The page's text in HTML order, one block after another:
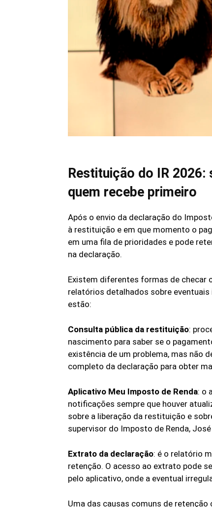
Restituição do IR
quem recebe primeiro
Após o envio da declaração do
à restituição e em que momento o
em uma fila de prioridades e pode
na declaração.
Existem diferentes formas de checar
relatórios detalhados sobre
estão:
Consulta pública da restituição:
nascimento para saber se o
existência de um problema, mas não
completo da declaração para obter
Aplicativo Meu Imposto de Renda: o
notificações sempre que houver
sobre a liberação da restituição e
supervisor do Imposto de Renda,
Extrato da declaração: é o relatório
retenção. O acesso ao extrato pode
pelo aplicativo, onde a eventual
Uma das causas comuns de